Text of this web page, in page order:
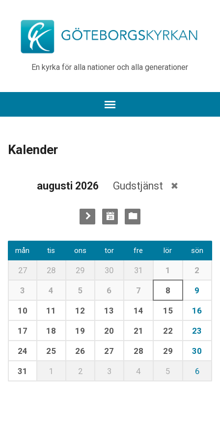
En kyrka för alla nationer och alla generationer
Kalender
augusti 2026 Gudstjänst
mån tis ons tor fre lör sön
27 28 29 30 31 1 2
3 4 5 6 7 8 9
10 11 12 13 14 15 16
17 18 19 20 21 22 23
24 25 26 27 28 29 30
31 1 2 3 4 5 6